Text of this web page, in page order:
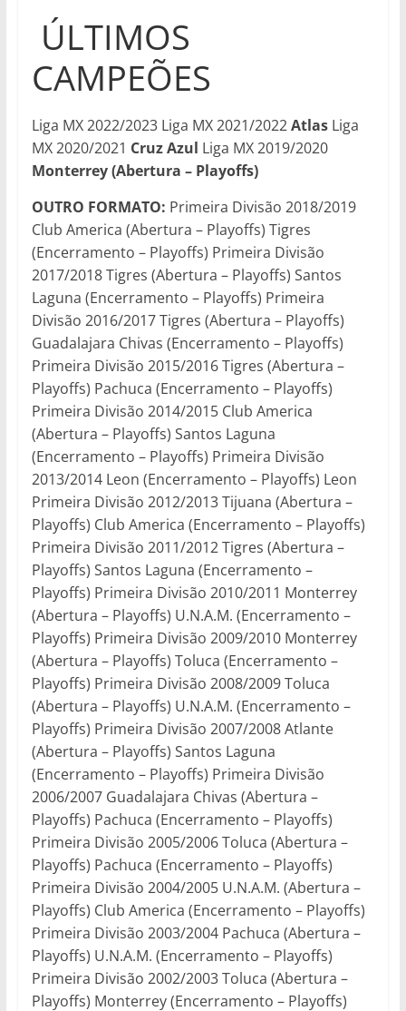
ÚLTIMOS
CAMPEÕES
Liga MX 2022/2023 Liga MX 2021/2022AtlasLiga
MX 2020/2021 Cruz Azul Liga MX 2019/2020
Monterrey (Abertura – Playoffs)
OUTRO FORMATO: Primeira Divisão 2018/2019
Club America (Abertura – Playoffs) Tigres
(Encerramento – Playoffs) Primeira Divisão
2017/2018 Tigres (Abertura – Playoffs) Santos
Laguna (Encerramento – Playoffs) Primeira
Divisão 2016/2017 Tigres (Abertura – Playoffs)
Guadalajara Chivas (Encerramento – Playoffs)
Primeira Divisão 2015/2016 Tigres (Abertura –
Playoffs) Pachuca (Encerramento – Playoffs)
Primeira Divisão 2014/2015 Club America
(Abertura – Playoffs) Santos Laguna
(Encerramento – Playoffs) Primeira Divisão
2013/2014 Leon (Encerramento – Playoffs) Leon
Primeira Divisão 2012/2013 Tijuana (Abertura –
Playoffs) Club America (Encerramento – Playoffs)
Primeira Divisão 2011/2012 Tigres (Abertura –
Playoffs) Santos Laguna (Encerramento –
Playoffs) Primeira Divisão 2010/2011 Monterrey
(Abertura – Playoffs) U.N.A.M. (Encerramento –
Playoffs) Primeira Divisão 2009/2010 Monterrey
(Abertura – Playoffs) Toluca (Encerramento –
Playoffs) Primeira Divisão 2008/2009 Toluca
(Abertura – Playoffs) U.N.A.M. (Encerramento –
Playoffs) Primeira Divisão 2007/2008 Atlante
(Abertura – Playoffs) Santos Laguna
(Encerramento – Playoffs) Primeira Divisão
2006/2007 Guadalajara Chivas (Abertura –
Playoffs) Pachuca (Encerramento – Playoffs)
Primeira Divisão 2005/2006 Toluca (Abertura –
Playoffs) Pachuca (Encerramento – Playoffs)
Primeira Divisão 2004/2005 U.N.A.M. (Abertura –
Playoffs) Club America (Encerramento – Playoffs)
Primeira Divisão 2003/2004 Pachuca (Abertura –
Playoffs) U.N.A.M. (Encerramento – Playoffs)
Primeira Divisão 2002/2003 Toluca (Abertura –
Playoffs) Monterrey (Encerramento – Playoffs)